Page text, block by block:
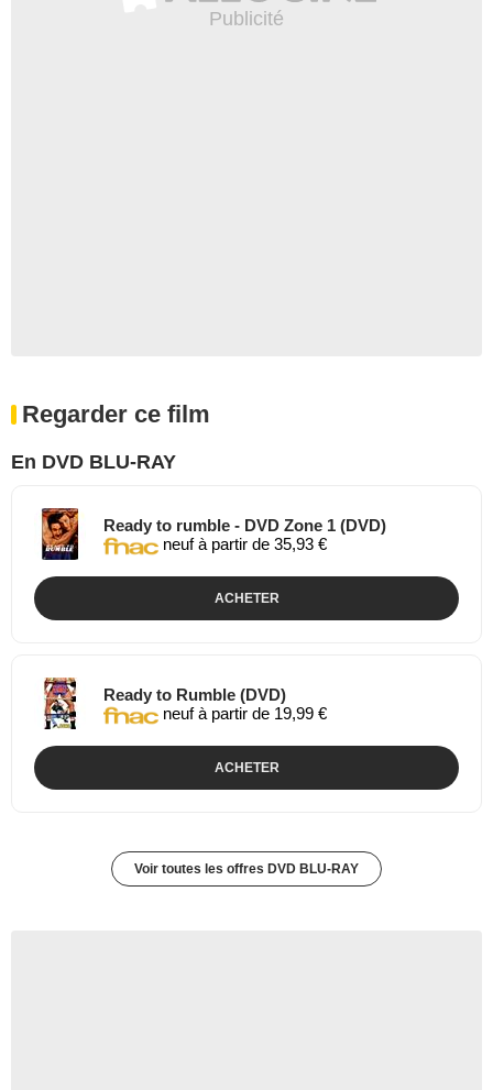
Regarder ce film
En DVD BLU-RAY
Ready to rumble - DVD Zone 1 (DVD)
neuf à partir de 35,93 €
ACHETER
Ready to Rumble (DVD)
neuf à partir de 19,99 €
ACHETER
Voir toutes les offres DVD BLU-RAY